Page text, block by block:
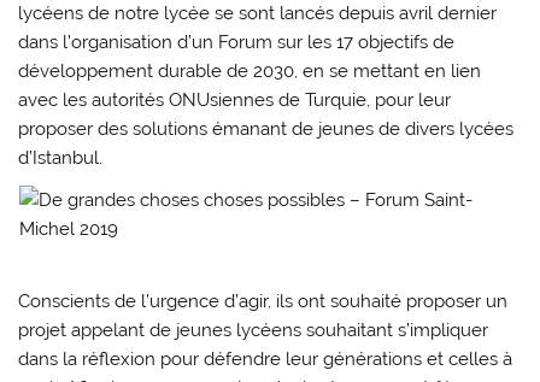
lycéens de notre lycée se sont lancés depuis avril dernier
dans l’organisation d’un Forum sur les 17 objectifs de
développement durable de 2030, en se mettant en lien
avec les autorités ONUsiennes de Turquie, pour leur
proposer des solutions émanant de jeunes de divers lycées
d’Istanbul.
Conscients de l’urgence d’agir, ils ont souhaité proposer un
projet appelant de jeunes lycéens souhaitant s’impliquer
dans la réflexion pour défendre leur générations et celles à